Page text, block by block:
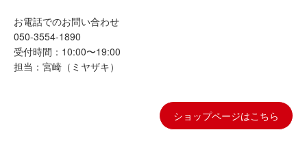
お電話でのお問い合わせ
050-3554-1890
受付時間：10:00〜19:00
担当：宮崎（ミヤザキ）
ショップページはこちら